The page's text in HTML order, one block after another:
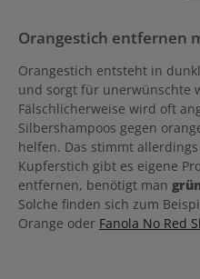
Orangestich entfernen
Orangestich entsteht in
und sorgt für unerwünschte
Fälschlicherweise wird oft
Silbershampoos gegen
helfen. Das stimmt
Kupferstich gibt es eigene
entfernen, benötigt man
Solche finden sich zum
Orange oder Fanola No Red